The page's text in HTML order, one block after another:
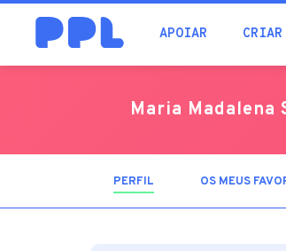
APOIAR CRIAR
procura
Maria Madalena
PERFIL (SEPARADOROS MEUS